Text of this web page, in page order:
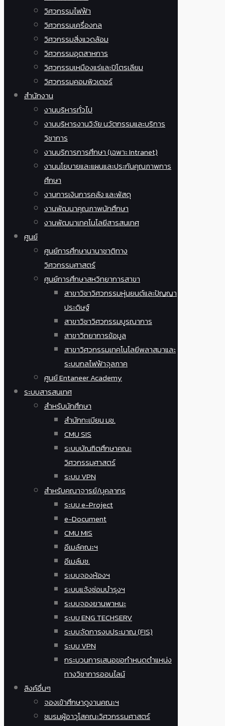
วิศวกรรมไฟฟ้า
วิศวกรรมเครื่องกล
วิศวกรรมสิ่งแวดล้อม
วิศวกรรมอุตสาหการ
วิศวกรรมเหมืองแร่และปิโตรเลียม
วิศวกรรมคอมพิวเตอร์
สำนักงาน
งานบริหารทั่วไป
งานบริหารงานวิจัย นวัตกรรมและบริการ
วิชาการ
งานบริการการศึกษา (เฉพาะ Intranet)
งานนโยบายและแผนและประกันคุณภาพการ
ศึกษา
งานการเงินการคลัง และพัสดุ
งานพัฒนาคุณภาพนักศึกษา
งานพัฒนาเทคโนโลยีสารสนเทศ
ศูนย์
ศูนย์การศึกษานานาชาติทาง
วิศวกรรมศาสตร์
ศูนย์การศึกษาสหวิทยาการสาขา
สาขาวิชาวิศวกรรมหุ่นยนต์และปัญญา
ประดิษฐ์
สาขาวิชาวิศวกรรมบูรณาการ
สาขาวิทยาการข้อมูล
สาขาวิศวกรรมเทคโนโลยีพลาสมาและ
ระบบกลไฟฟ้าจุลภาค
ศูนย์ Entaneer Academy
ระบบสารสนเทศ
สำหรับนักศึกษา
สำนักทะเบียน มช.
CMU SIS
ระบบบัณฑิตศึกษาคณะ
วิศวกรรมศาสตร์
ระบบ VPN
สำหรับคณาจารย์/บุคลากร
ระบบ e-Project
e-Document
CMU MIS
อีเมล์คณะฯ
อีเมล์มช.
ระบบจองห้องฯ
ระบบแจ้งซ่อมบำรุงฯ
ระบบจองยานพาหนะ
ระบบ ENG TECHSERV
ระบบจัดการงบประมาณ (FIS)
ระบบ VPN
กระบวนการเสนอขอกำหนดตำแหน่ง
ทางวิชาการออนไลน์
ลิงค์อื่นๆ
จองเข้าศึกษาดูงานคณะฯ
ชมรมผู้อาวุโสคณะวิศวกรรมศาสตร์